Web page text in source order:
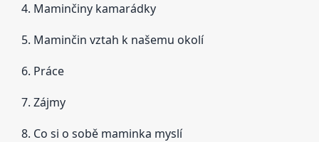
Maminčiny kamarádky
Maminčin vztah k našemu okolí
Práce
Zájmy
Co si o sobě maminka myslí